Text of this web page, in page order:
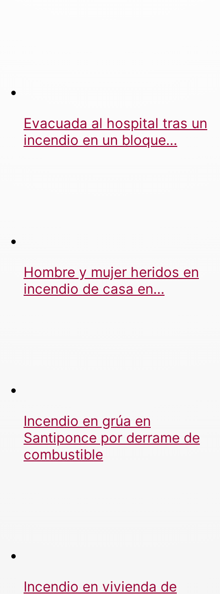
Evacuada al hospital tras un
incendio en un bloque…
Hombre y mujer heridos en
incendio de casa en…
Incendio en grúa en
Santiponce por derrame de
combustible
Incendio en vivienda de